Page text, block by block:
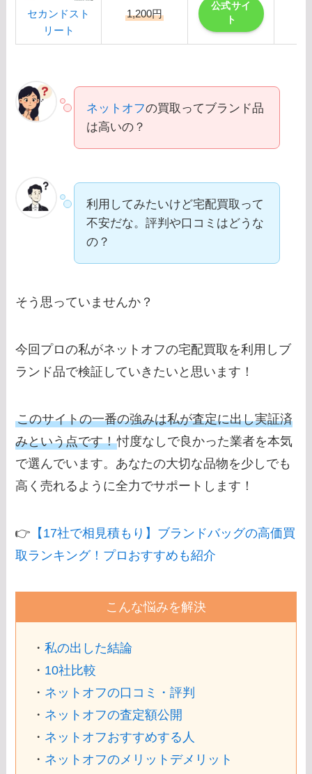
セカンドスト
リート
1,200円
公式サイ
ト
ネットオフの買取ってブランド品
は高いの？
利用してみたいけど宅配買取って
不安だな。評判や口コミはどうな
の？
そう思っていませんか？
今回プロの私がネットオフの宅配買取を利用しブ
ランド品で検証していきたいと思います！
このサイトの一番の強みは私が査定に出し実証済
みという点です！忖度なしで良かった業者を本気
で選んでいます。あなたの大切な品物を少しでも
高く売れるように全力でサポートします！
👉 【17社で相見積もり】ブランドバッグの高価買
取ランキング！プロおすすめも紹介
こんな悩みを解決
・ 私の出した結論
・ 10社比較
・ ネットオフの口コミ・評判
・ ネットオフの査定額公開
・ ネットオフおすすめする人
・ ネットオフのメリットデメリット